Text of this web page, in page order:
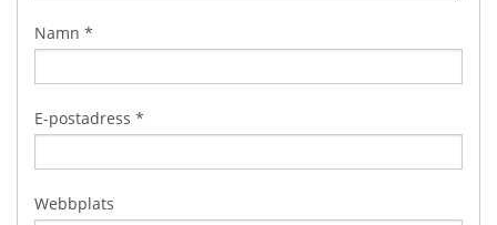
Namn *
E-postadress *
Webbplats